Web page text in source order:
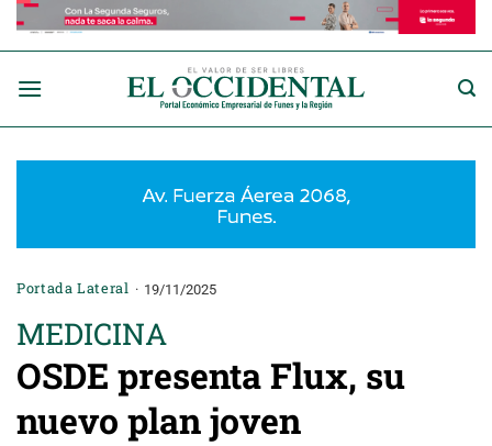
Saltar
Portada Lateral 19/11/2025
MEDICINA
OSDE presenta Flux, su
nuevo plan joven